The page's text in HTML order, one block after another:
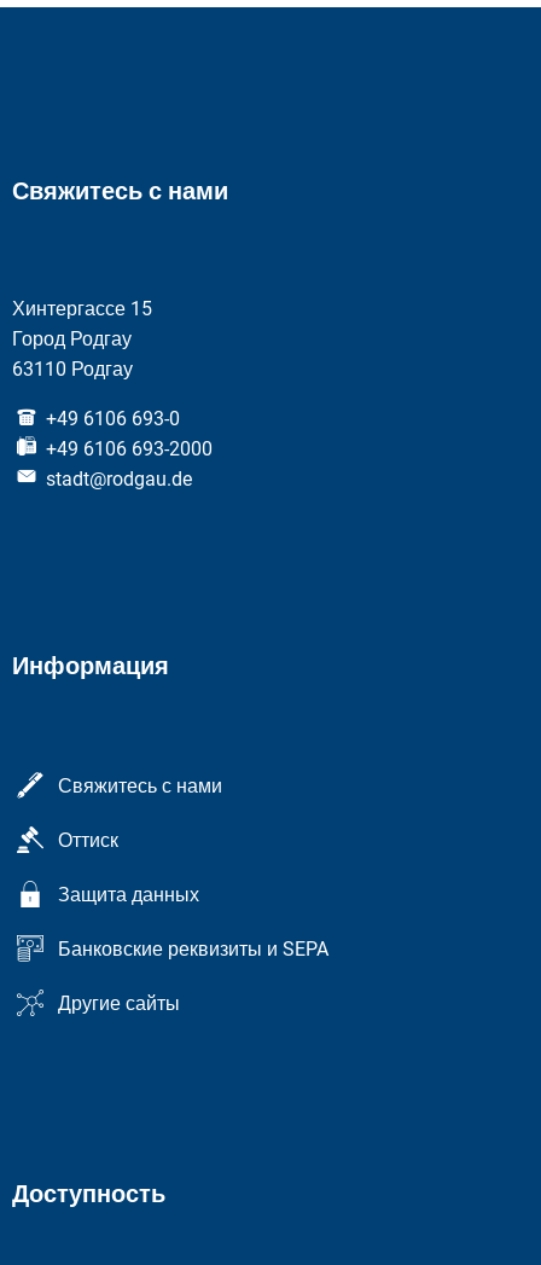
Свяжитесь с нами
Хинтергассе 15
Город Родгау
63110 Родгау
+49 6106 693-0
+49 6106 693-2000
stadt@rodgau.de
Информация
Свяжитесь с нами
Оттиск
Защита данных
Банковские реквизиты и SEPA
Другие сайты
Доступность